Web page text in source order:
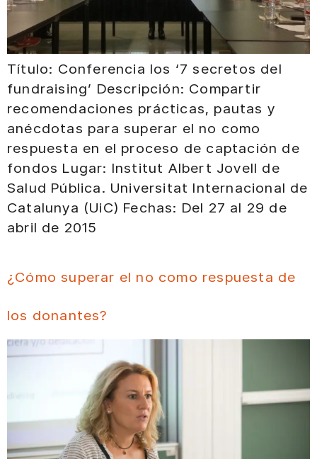
Título: Conferencia los ‘7 secretos del
fundraising’ Descripción: Compartir
recomendaciones prácticas, pautas y
anécdotas para superar el no como
respuesta en el proceso de captación de
fondos Lugar: Institut Albert Jovell de
Salud Pública. Universitat Internacional de
Catalunya (UiC) Fechas: Del 27 al 29 de
abril de 2015
¿Cómo superar el no como respuesta de
los donantes?